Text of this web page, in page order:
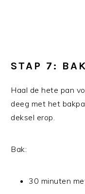
STAP 7:
Haal de hete pan
deeg met het
deksel erop.
Bak:
30 minuten